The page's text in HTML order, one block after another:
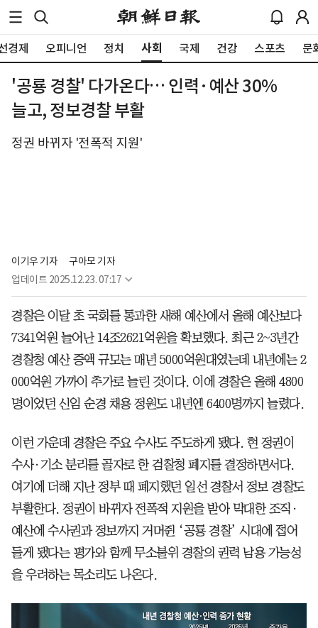
경제 오피니언 정치 사회 국제 건강 스포츠 문
'공룡 경찰' 다가온다… 인력·예산 30%
늘고, 정보경찰 부활
정권 바뀌자 '전폭적 지원'
이기우 기자
구아모 기자
업데이트 2025.12.23. 07:17
경찰은 이달 초 국회를 통과한 새해 예산에서 올해 예산보다
7341억원 늘어난 14조2621억원을 확보했다. 최근 2~3년간
경찰청 예산 증액 규모는 매년 5000억원대였는데 내년에는 2
000억원 가까이 추가로 늘린 것이다. 이에 경찰은 올해 4800
명이었던 신임 순경 채용 정원도 내년엔 6400명까지 늘렸다.
이런 가운데 경찰은 주요 수사도 주도하게 됐다. 현 정권이
수사·기소 분리를 골자로 한 검찰청 폐지를 결정하면서다.
여기에 더해 지난 정부 때 폐지했던 일선 경찰서 정보 경찰도
부활한다. 정권이 바뀌자 전폭적 지원을 받아 막대한 조직·
예산에 수사권과 정보까지 거머쥔 ‘공룡 경찰’ 시대에 접어
들게 됐다는 평가와 함께 무소불위 경찰의 권력 남용 가능성
을 우려하는 목소리도 나온다.